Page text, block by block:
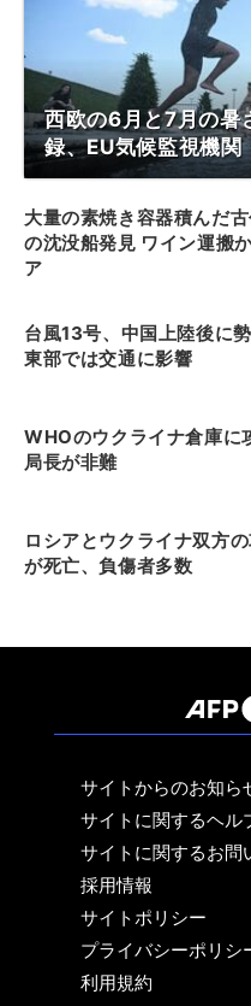
西欧の6月と7月の暑
録、EU気候監視機関
大量の素焼き容器積んだ
の沈没船発見 ワイン運搬
ア
台風13号、中国上陸後に
東部では交通に影響
WHOのウクライナ倉庫に
局長が非難
ロシアとウクライナ双方
が死亡、負傷者多数
サイトからのお知ら
サイトに関するヘル
サイトに関するお問
採用情報
サイトポリシー
プライバシーポリシ
利用規約